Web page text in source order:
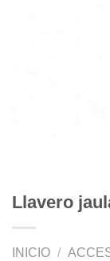
Llavero
INICIO /